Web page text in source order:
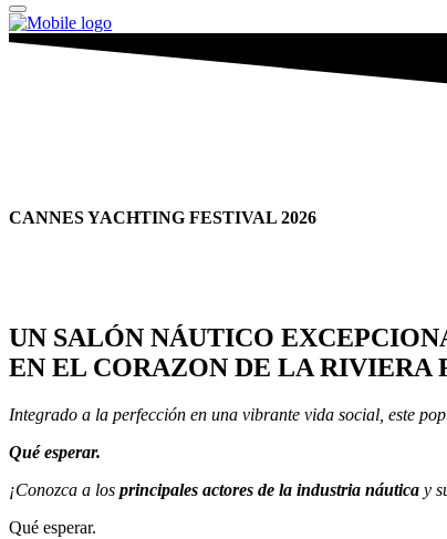
CANNES YACHTING FESTIVAL 2026
UN SALÓN NÁUTICO
EN EL CORAZON DE LA RIVIERA
Integrado a la perfección en una vibrante vida social, este
Qué esperar.
¡Conozca a los principales actores de la industria náutica y
Qué esperar.